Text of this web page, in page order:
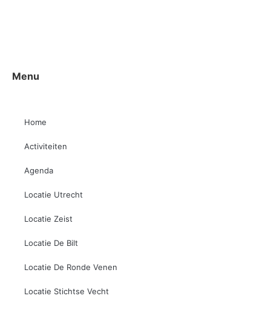
Menu
Home
Activiteiten
Agenda
Locatie Utrecht
Locatie Zeist
Locatie De Bilt
Locatie De Ronde Venen
Locatie Stichtse Vecht